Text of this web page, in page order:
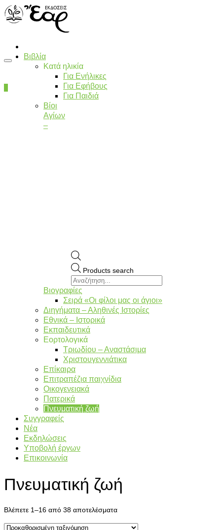
Products search
Βιβλία
Κατά ηλικία
Για Ενήλικες
Για Εφήβους
Για Παιδιά
Βίοι
Αγίων
–
Βιογραφίες
Σειρά «Οι φίλοι μας οι άγιοι»
Διηγήματα – Αληθινές Ιστορίες
Εθνικά – Ιστορικά
Εκπαιδευτικά
Εορτολογικά
Τριωδίου – Αναστάσιμα
Χριστουγεννιάτικα
Επίκαιρα
Επιτραπέζια παιχνίδια
Οικογενειακά
Πατερικά
Πνευματική ζωή
Συγγραφείς
Νέα
Εκδηλώσεις
Υποβολή έργων
Επικοινωνία
Πνευματική ζωή
Βλέπετε 1–16 από 38 αποτελέσματα